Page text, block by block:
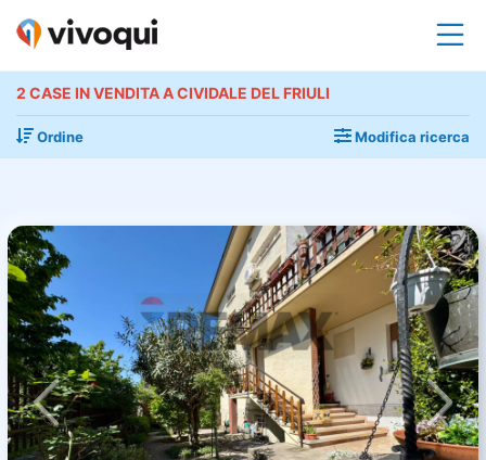
2 CASE IN VENDITA A CIVIDALE DEL FRIULI
Ordine Modifica ricerca